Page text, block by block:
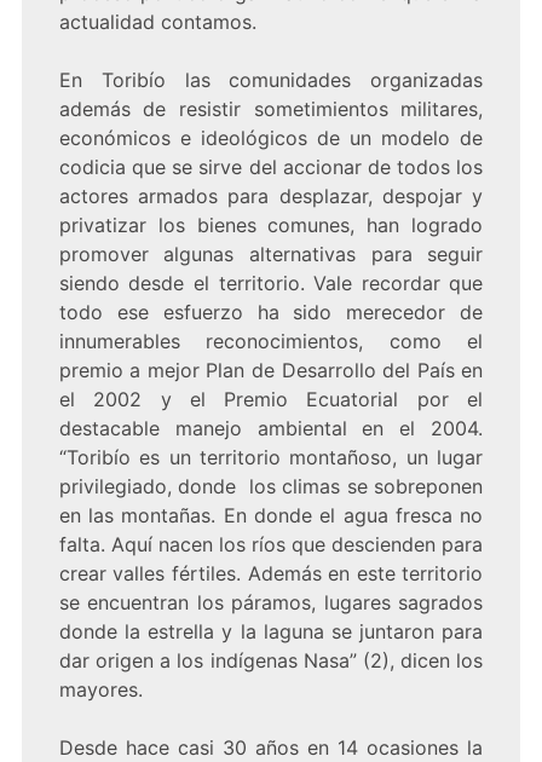
actualidad contamos.
En Toribío las comunidades organizadas
además de resistir sometimientos militares,
económicos e ideológicos de un modelo de
codicia que se sirve del accionar de todos los
actores armados para desplazar, despojar y
privatizar los bienes comunes, han logrado
promover algunas alternativas para seguir
siendo desde el territorio. Vale recordar que
todo ese esfuerzo ha sido merecedor de
innumerables reconocimientos, como el
premio a mejor Plan de Desarrollo del País en
el 2002 y el Premio Ecuatorial por el
destacable manejo ambiental en el 2004.
“Toribío es un territorio montañoso, un lugar
privilegiado, donde los climas se sobreponen
en las montañas. En donde el agua fresca no
falta. Aquí nacen los ríos que descienden para
crear valles fértiles. Además en este territorio
se encuentran los páramos, lugares sagrados
donde la estrella y la laguna se juntaron para
dar origen a los indígenas Nasa” (2), dicen los
mayores.
Desde hace casi 30 años en 14 ocasiones la